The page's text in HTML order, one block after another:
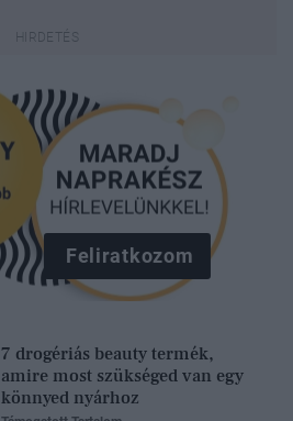
Feliratkozom
7 drogériás beauty termék,
amire most szükséged van egy
könnyed nyárhoz